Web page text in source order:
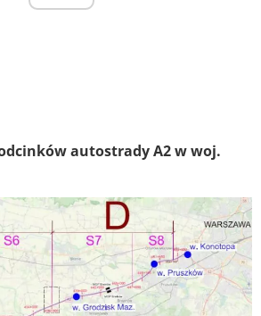
autostrady A2 w woj.